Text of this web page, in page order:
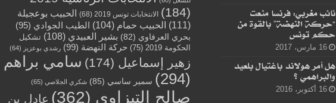
نائب مغربي: فرنسا منعت
“حركة النهضة” بالقوة من
حكم تونس
16 مارس، 2017
هل أمر هولاند باغتيال بلعيد
والبراهمي ؟
16 أكتوبر، 2016
(184)
الانتخابات تونس 2019 (68)
الحبيب بوعجيلة
(111)
الحبيب حمام (104) الطيب الجوادي (95)
بحري العرفاوي (82) بشير العبيدي (108)
تشكيل
الحكومة 2019
(75) حركة النهضة (99) رشدي بوعزيز (64)
زهير إسماعيل (174)
سامي براهم
(294)
سمير ساسي (85) شكري الجلاصي(65)
صالح التيزاوي (362)
عادل بن